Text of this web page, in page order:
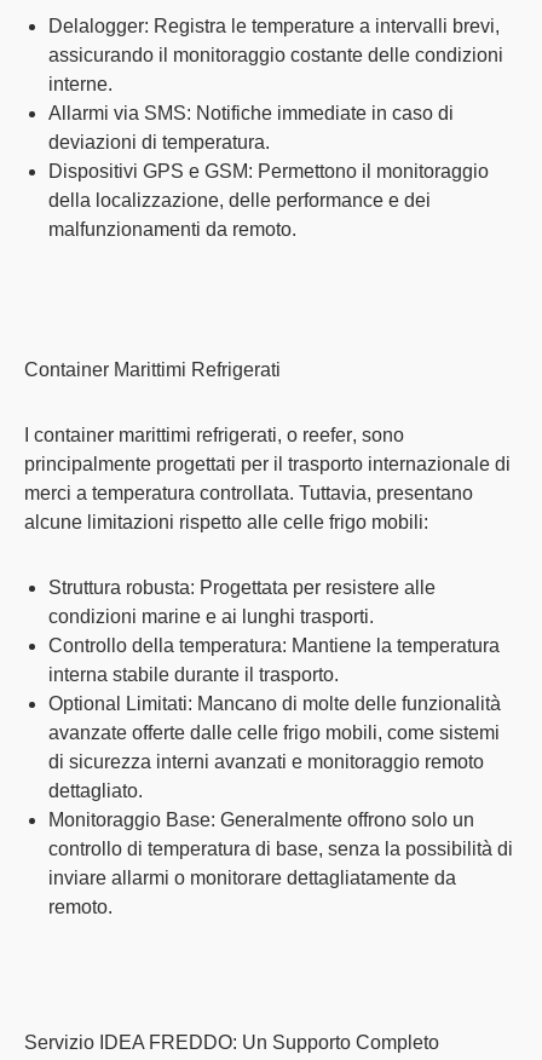
Delalogger: Registra le temperature a intervalli brevi,
assicurando il monitoraggio costante delle condizioni
interne.
Allarmi via SMS: Notifiche immediate in caso di
deviazioni di temperatura.
Dispositivi GPS e GSM: Permettono il monitoraggio
della localizzazione, delle performance e dei
malfunzionamenti da remoto.
Container Marittimi Refrigerati
I container marittimi refrigerati, o reefer, sono
principalmente progettati per il trasporto internazionale di
merci a temperatura controllata. Tuttavia, presentano
alcune limitazioni rispetto alle celle frigo mobili:
Struttura robusta: Progettata per resistere alle
condizioni marine e ai lunghi trasporti.
Controllo della temperatura: Mantiene la temperatura
interna stabile durante il trasporto.
Optional Limitati: Mancano di molte delle funzionalità
avanzate offerte dalle celle frigo mobili, come sistemi
di sicurezza interni avanzati e monitoraggio remoto
dettagliato.
Monitoraggio Base: Generalmente offrono solo un
controllo di temperatura di base, senza la possibilità di
inviare allarmi o monitorare dettagliatamente da
remoto.
Servizio IDEA FREDDO: Un Supporto Completo